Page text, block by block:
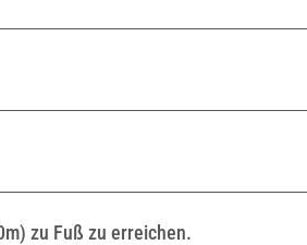
zu Fuß zu erreichen.